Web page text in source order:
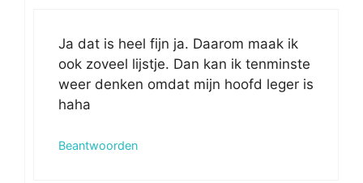
Ja dat is heel fijn ja. Daarom maak ik
ook zoveel lijstje. Dan kan ik tenminste
weer denken omdat mijn hoofd leger is
haha
Beantwoorden